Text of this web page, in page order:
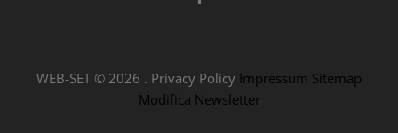
WEB-SET © 2026 . Privacy Policy Impressum Sitemap
Modifica Newsletter